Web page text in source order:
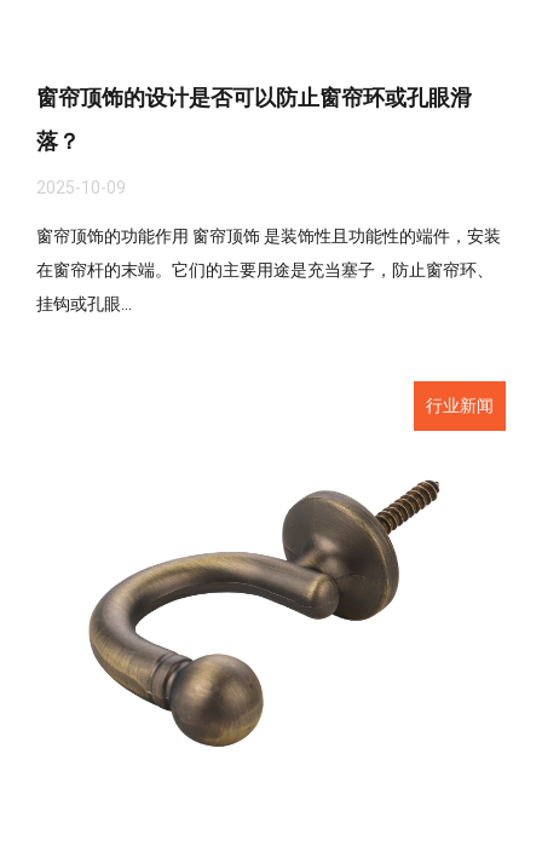
窗帘顶饰的设计是否可以防止窗帘环或孔眼滑
落？
2025-10-09
窗帘顶饰的功能作用 窗帘顶饰 是装饰性且功能性的端件，安装
在窗帘杆的末端。它们的主要用途是充当塞子，防止窗帘环、
挂钩或孔眼...
行业新闻